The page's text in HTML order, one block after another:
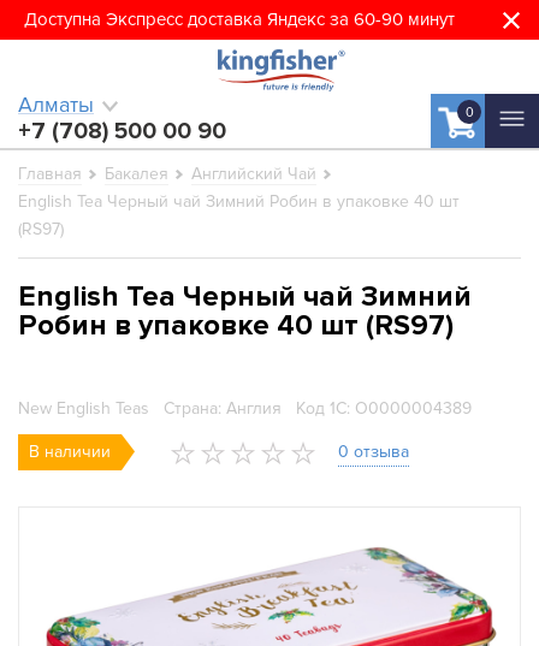
Доступна Экспресс доставка Яндекс за 60-90 минут
0
Алматы
+7 (708) 500 00 90
Главная Бакалея
Английский Чай
English Tea Черный чай Зимний Робин в упаковке 40 шт
(RS97)
English Tea Черный чай Зимний
Робин в упаковке 40 шт (RS97)
New English Teas Страна: Англия Код 1С: О0000004389
В наличии 0 отзыва